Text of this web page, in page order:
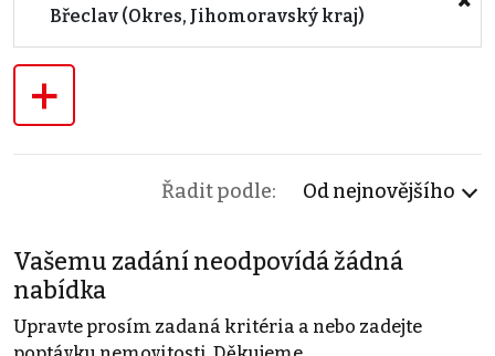
Břeclav (Okres, Jihomoravský kraj)
+
Řadit podle: Od nejnovějšího
Vašemu zadání neodpovídá žádná
nabídka
Upravte prosím zadaná kritéria a nebo zadejte